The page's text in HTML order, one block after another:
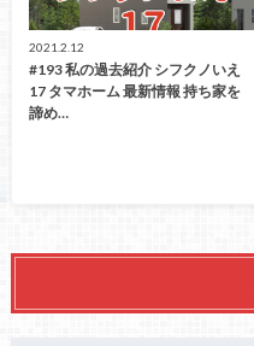
2021.2.12
#193 私の過去紹介 シフクノいえ
17 タマホーム 最新情報 持ち家を
諦め…